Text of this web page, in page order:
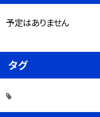
予定はありません
タグ